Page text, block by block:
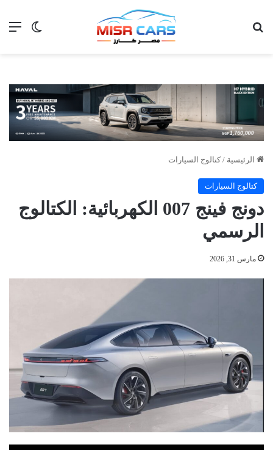
الوضع
الرئيسية / كتالوج السيارات
كتالوج السيارات
دونج فينج 007 الكهربائية: الكتالوج
الرسمي
مارس 31, 2026